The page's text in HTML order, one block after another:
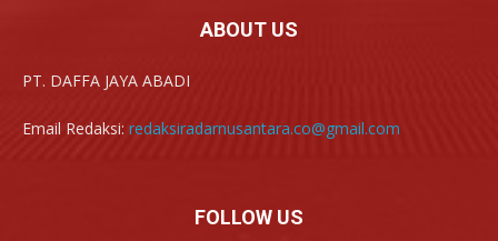
ABOUT US
PT. DAFFA JAYA ABADI
Email Redaksi: redaksiradarnusantara.co@gmail.com
FOLLOW US